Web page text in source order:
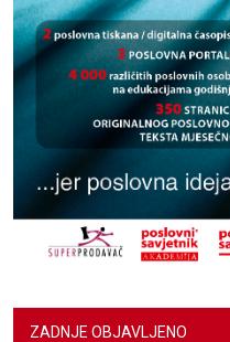
ZADNJE OBJAVLJENO